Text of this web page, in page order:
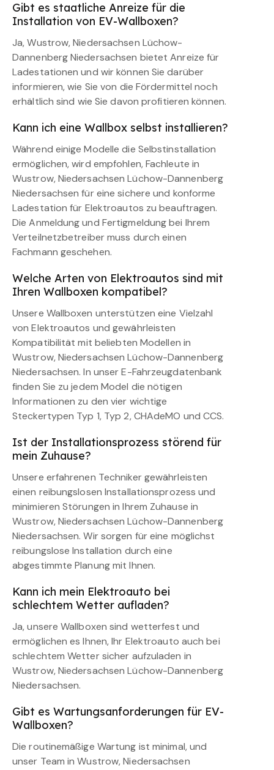
Gibt es staatliche Anreize für die
Installation von EV-Wallboxen?
Ja, Wustrow, Niedersachsen Lüchow-
Dannenberg Niedersachsen bietet Anreize für
Ladestationen und wir können Sie darüber
informieren, wie Sie von die Fördermittel noch
erhältlich sind wie Sie davon profitieren können.
Kann ich eine Wallbox selbst installieren?
Während einige Modelle die Selbstinstallation
ermöglichen, wird empfohlen, Fachleute in
Wustrow, Niedersachsen Lüchow-Dannenberg
Niedersachsen für eine sichere und konforme
Ladestation für Elektroautos zu beauftragen.
Die Anmeldung und Fertigmeldung bei Ihrem
Verteilnetzbetreiber muss durch einen
Fachmann geschehen.
Welche Arten von Elektroautos sind mit
Ihren Wallboxen kompatibel?
Unsere Wallboxen unterstützen eine Vielzahl
von Elektroautos und gewährleisten
Kompatibilität mit beliebten Modellen in
Wustrow, Niedersachsen Lüchow-Dannenberg
Niedersachsen. In unser E-Fahrzeugdatenbank
finden Sie zu jedem Model die nötigen
Informationen zu den vier wichtige
Steckertypen Typ 1, Typ 2, CHAdeMO und CCS.
Ist der Installationsprozess störend für
mein Zuhause?
Unsere erfahrenen Techniker gewährleisten
einen reibungslosen Installationsprozess und
minimieren Störungen in Ihrem Zuhause in
Wustrow, Niedersachsen Lüchow-Dannenberg
Niedersachsen. Wir sorgen für eine möglichst
reibungslose Installation durch eine
abgestimmte Planung mit Ihnen.
Kann ich mein Elektroauto bei
schlechtem Wetter aufladen?
Ja, unsere Wallboxen sind wetterfest und
ermöglichen es Ihnen, Ihr Elektroauto auch bei
schlechtem Wetter sicher aufzuladen in
Wustrow, Niedersachsen Lüchow-Dannenberg
Niedersachsen.
Gibt es Wartungsanforderungen für EV-
Wallboxen?
Die routinemäßige Wartung ist minimal, und
unser Team in Wustrow, Niedersachsen